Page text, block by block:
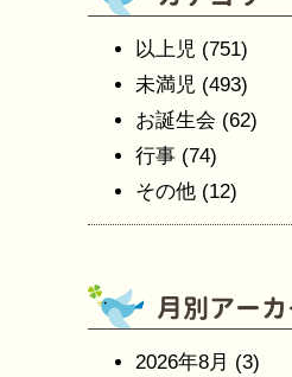
以上児 (751)
未満児 (493)
お誕生会 (62)
行事 (74)
その他 (12)
2026年8月 (3)